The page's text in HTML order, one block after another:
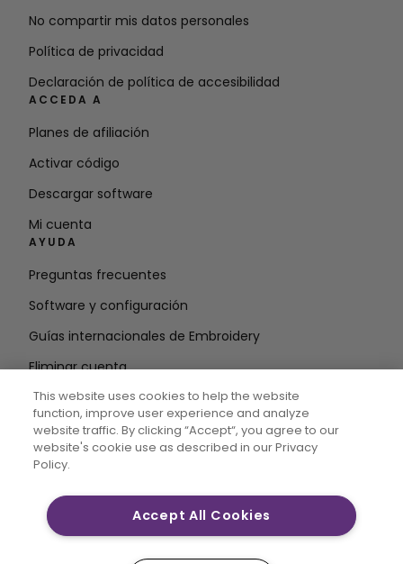
No compartir mis datos personales
Política de privacidad
Declaración de política de accesibilidad
ACCEDA A
Planes de afiliación
Activar código
Descargar software
Mi cuenta
AYUDA
Preguntas frecuentes
Software y configuración
Guías internacionales de Embroidery
Eliminar cuenta
Introduzca la
dirección de correo electrónico
CREATIVATE MYSEWNET son marcas comerciales
This website uses cookies to help the website
function, improve user experience and analyze
website traffic. By clicking “Accept“, you agree to our
website's cookie use as described in our Privacy
Policy.
Accept All Cookies